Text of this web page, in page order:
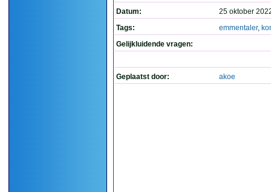
Datum:
25 oktober
Tags:
emmentaler,
Gelijkluidende vragen:
Geplaatst door: akoe